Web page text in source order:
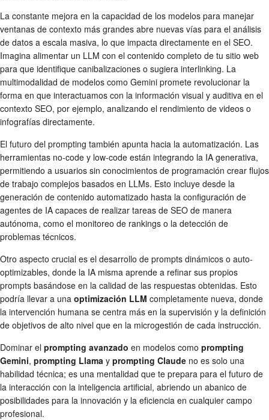
La constante mejora en la capacidad de los modelos para manejar
ventanas de contexto más grandes abre nuevas vías para el análisis
de datos a escala masiva, lo que impacta directamente en el SEO.
Imagina alimentar un LLM con el contenido completo de tu sitio web
para que identifique canibalizaciones o sugiera interlinking. La
multimodalidad de modelos como Gemini promete revolucionar la
forma en que interactuamos con la información visual y auditiva en el
contexto SEO, por ejemplo, analizando el rendimiento de videos o
infografías directamente.
El futuro del prompting también apunta hacia la automatización. Las
herramientas no-code y low-code están integrando la IA generativa,
permitiendo a usuarios sin conocimientos de programación crear flujos
de trabajo complejos basados en LLMs. Esto incluye desde la
generación de contenido automatizado hasta la configuración de
agentes de IA capaces de realizar tareas de SEO de manera
autónoma, como el monitoreo de rankings o la detección de
problemas técnicos.
Otro aspecto crucial es el desarrollo de prompts dinámicos o auto-
optimizables, donde la IA misma aprende a refinar sus propios
prompts basándose en la calidad de las respuestas obtenidas. Esto
podría llevar a una optimización LLM completamente nueva, donde
la intervención humana se centra más en la supervisión y la definición
de objetivos de alto nivel que en la microgestión de cada instrucción.
Dominar el prompting avanzado en modelos como prompting
Gemini, prompting Llama y prompting Claude no es solo una
habilidad técnica; es una mentalidad que te prepara para el futuro de
la interacción con la inteligencia artificial, abriendo un abanico de
posibilidades para la innovación y la eficiencia en cualquier campo
profesional.